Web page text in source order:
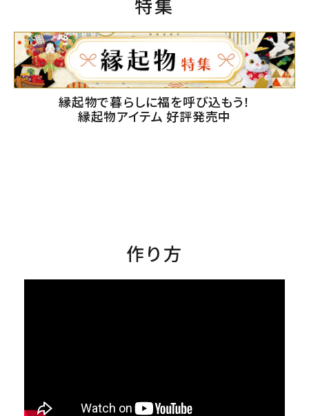
縁起物で暮らしに福を呼び込もう！
縁起物アイテム 好評発売中
作り方